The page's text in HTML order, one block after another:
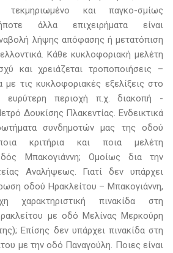
τεκμηριωμένο και παγκο-σμίως
άλλα επιχειρήματα είναι
λήψης απόφασης ή μετατόπιση
Κάθε κυκλοφοριακή μελέτη
και χρειάζεται τροποποιήσεις –
τις κυκλοφοριακές εξελίξεις στο
περιοχή π.χ. διακοπή -
Δουκίσης Πλακεντίας. Ενδεικτικά
συνδημοτών μας της οδού
κριτήρια και ποια μελέτη
Μπακογιάννη; Ομοίως δια την
Αναλήψεως. Γιατί δεν υπάρχει
οδού Ηρακλείτου – Μπακογιάννη,
χαρακτηριστική πινακίδα στη
με οδό Μελίνας Μερκούρη
Επίσης δεν υπάρχει πινακίδα στη
με την οδό Παναγούλη. Ποιες είναι